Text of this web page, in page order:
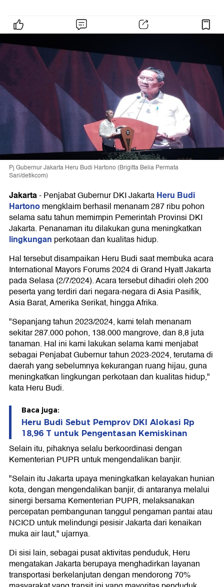
Pj Gubernur Jakarta Heru Budi Hartono (Brigitta Belia Permata
Sari/detikcom)
Jakarta-Penjabat Gubernur DKI JakartaHeru Budi
Hartonomengklaim berhasil menanam 287 ribu pohon
selama satu tahun memimpin Pemerintah Provinsi DKI
Jakarta. Penanaman itu dilakukan guna meningkatkan
lingkungan perkotaan dan kualitas hidup.
Hal tersebut disampaikan Heru Budi saat membuka acara
International Mayors Forums 2024 di Grand Hyatt Jakarta
pada Selasa (2/7/2024). Acara tersebut dihadiri oleh 200
peserta yang terdiri dari negara-negara di Asia Pasifik,
Asia Barat, Amerika Serikat, hingga Afrika.
"Sepanjang tahun 2023/2024, kami telah menanam
sekitar 287.000 pohon, 138.000 mangrove, dan 8,8 juta
tanaman. Hal ini kami lakukan selama kami menjabat
sebagai Penjabat Gubernur tahun 2023-2024, terutama di
daerah yang sebelumnya kekurangan ruang hijau, guna
meningkatkan lingkungan perkotaan dan kualitas hidup,"
kata Heru Budi.
Baca juga:
Heru Budi Sebut Pemprov DKI Alokasi Rp
18,96 T untuk Pengentasan Kemiskinan
Selain itu, pihaknya selalu berkoordinasi dengan
Kementerian PUPR untuk mengendalikan banjir.
"Selain itu Jakarta upaya meningkatkan kelayakan hunian
kota, dengan mengendalikan banjir, di antaranya melalui
sinergi bersama Kementerian PUPR, melaksanakan
percepatan pembangunan tanggul pengaman pantai atau
NCICD untuk melindungi pesisir Jakarta dari kenaikan
muka air laut," ujarnya.
Di sisi lain, sebagai pusat aktivitas penduduk, Heru
mengatakan Jakarta berupaya menghadirkan layanan
transportasi berkelanjutan dengan mendorong 70%